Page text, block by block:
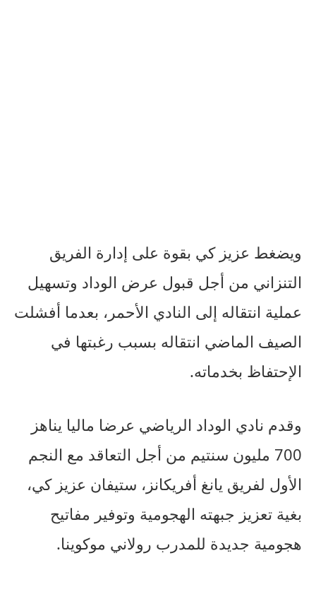
ويضغط عزيز كي بقوة على إدارة الفريق
التنزاني من أجل قبول عرض الوداد وتسهيل
عملية انتقاله إلى النادي الأحمر، بعدما أفشلت
الصيف الماضي انتقاله بسبب رغبتها في
الإحتفاظ بخدماته.
وقدم نادي الوداد الرياضي عرضا ماليا يناهز
700 مليون سنتيم من أجل التعاقد مع النجم
الأول لفريق يانغ أفريكانز، ستيفان عزيز كي،
بغية تعزيز جبهته الهجومية وتوفير مفاتيح
هجومية جديدة للمدرب رولاني موكوينا.